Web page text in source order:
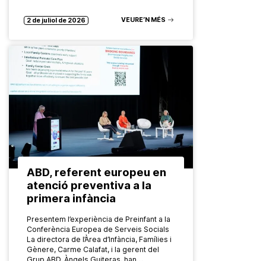
2 de juliol de 2026 VEURE’N MÉS
ABD, referent europeu en
atenció preventiva a la
primera infància
Presentem l’experiència de Preinfant a la
Conferència Europea de Serveis Socials
La directora de l’Àrea d’Infància, Famílies i
Gènere, Carme Calafat, i la gerent del